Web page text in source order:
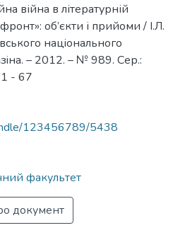
війна в літературній
об’єкти і прийоми / І.Л.
нацiонального
– 2012. – № 989. Сер.:
- 67
123456789/5438
факультет
документ